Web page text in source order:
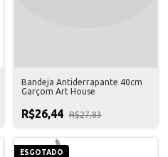
Bandeja Antiderrapante 40cm
Garçom Art House
R$26,44 R$27,83
ESGOTADO